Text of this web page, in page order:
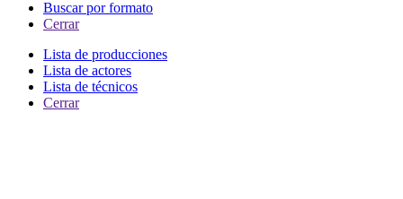
Buscar por formato
Cerrar
Lista de producciones
Lista de actores
Lista de técnicos
Cerrar